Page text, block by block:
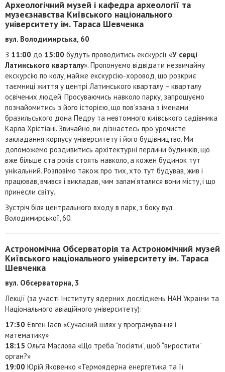
Археологічний музей і кафедра археології та
музеєзнавства Київського національного
університету ім. Тараса Шевченка
вул. Володимирська, 60
З 11:00 до 15:00 будуть проводитись екскурсії «У серці
Латинського кварталу». Пропонуємо відвідати незвичайну
екскурсію по колу, майже екскурсію-хоровод, що розкриє
таємниці життя у центрі Латинського кварталу – кварталу
освічених людей. Просуваючись навколо парку, запрошуємо
познайомитись з його історією, що пов’язана з іменами
бразильського дона Педру та невтомного київського садівника
Карла Хрістіані. Звичайно, ви дізнаєтесь про урочисте
закладання корпусу університету і його будівництво. Ми
допоможемо роздивитись архітектурні перлини будинків, що
вже більше ста років стоять навколо, а кожен будинок тут
унікальний. Розповімо також про тих, хто тут будував, жив і
працював, вчився і викладав, чим запам’яталися вони місту, і що
принесли світу.
Зустріч біля центрального входу в парк, з боку вул.
Володимирської, 60.
Астрономічна Обсерваторія та Астрономічний музей
Київського національного університету ім. Тараса
Шевченка
вул. Обсерваторна, 3
Лекції (за участі Інституту ядерних досліджень НАН України та
Національного авіаційного університету):
17:30 Євген Гаєв «Сучасний шлях у програмування і
математику»
18:15 Ольга Маслова «Що треба “посіяти”, щоб “виростити”
орган?»
19:00 Юрій Яковенко «Термоядерна енергетика та її